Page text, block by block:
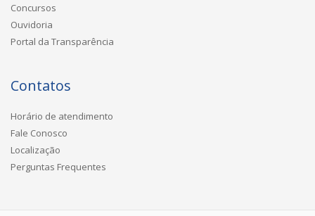
Concursos
Ouvidoria
Portal da Transparência
Contatos
Horário de atendimento
Fale Conosco
Localização
Perguntas Frequentes